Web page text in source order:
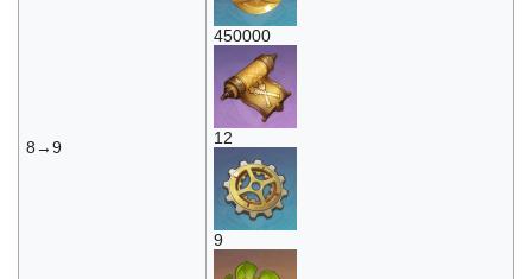
8→9
450000
12
9